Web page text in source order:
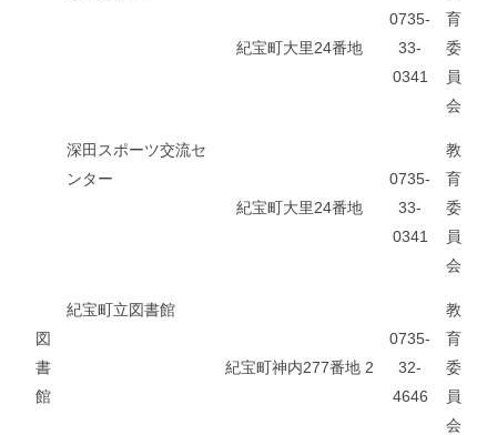
紀宝町大里24番地
0735-
33-
0341
育
委
員
会
深田スポーツ交流セ
ンター
紀宝町大里24番地
0735-
33-
0341
教
育
委
員
会
図
書
館
紀宝町立図書館
紀宝町神内277番地 2
0735-
32-
4646
教
育
委
員
会